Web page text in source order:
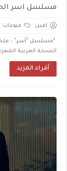
مسلسل اسر الحلقة 18
امين منوعات
*مسلسل "آسر" –
النسخة العربية
أقراء المزيد